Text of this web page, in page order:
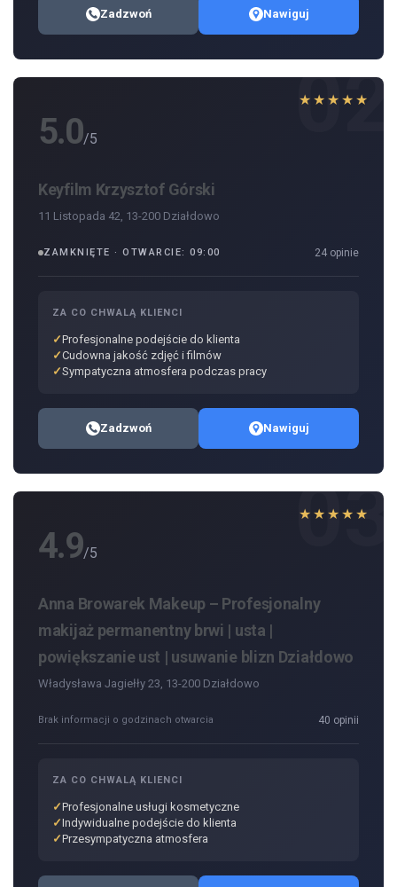
Zadzwoń Nawiguj
02
★★★★★
5.0/5
Keyfilm Krzysztof Górski
11 Listopada 42, 13-200 Działdowo
ZAMKNIĘTE · OTWARCIE: 09:00 24 opinie
ZA CO CHWALĄ KLIENCI
Profesjonalne podejście do klienta
Cudowna jakość zdjęć i filmów
Sympatyczna atmosfera podczas pracy
Zadzwoń Nawiguj
03
★★★★★
4.9/5
Anna Browarek Makeup – Profesjonalny
makijaż permanentny brwi | usta |
powiększanie ust | usuwanie blizn Działdowo
Władysława Jagiełły 23, 13-200 Działdowo
Brak informacji o godzinach otwarcia 40 opinii
ZA CO CHWALĄ KLIENCI
Profesjonalne usługi kosmetyczne
Indywidualne podejście do klienta
Przesympatyczna atmosfera